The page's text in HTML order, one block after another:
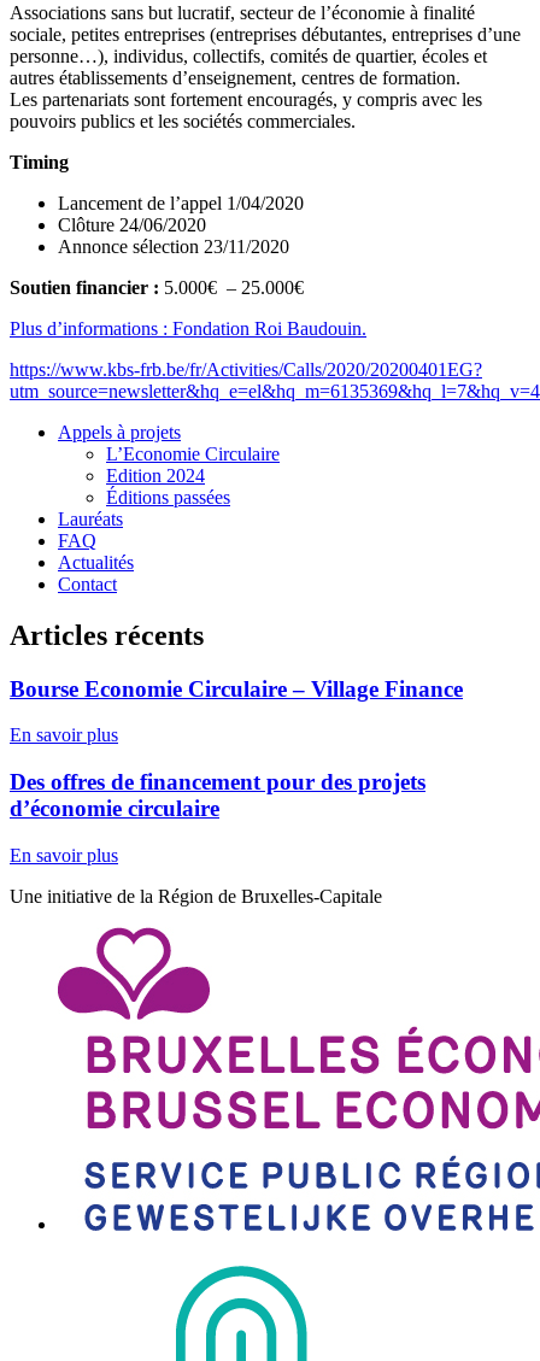
Associations sans but lucratif, secteur de l’économie à finalité
sociale, petites entreprises (entreprises débutantes, entreprises d’une
personne…), individus, collectifs, comités de quartier, écoles et
autres établissements d’enseignement, centres de formation.
Les partenariats sont fortement encouragés, y compris avec les
pouvoirs publics et les sociétés commerciales.
Timing
Lancement de l’appel 1/04/2020
Clôture 24/06/2020
Annonce sélection 23/11/2020
Soutien financier : 5.000€ – 25.000€
Plus d’informations : Fondation Roi Baudouin.
https://www.kbs-frb.be/fr/Activities/Calls/2020/20200401EG?
Appels à projets
L’Economie Circulaire
Edition 2024
Éditions passées
Lauréats
FAQ
Actualités
Contact
Articles récents
Bourse Economie Circulaire – Village Finance
En savoir plus
Des offres de financement pour des projets
d’économie circulaire
En savoir plus
Une initiative de la Région de Bruxelles-Capitale